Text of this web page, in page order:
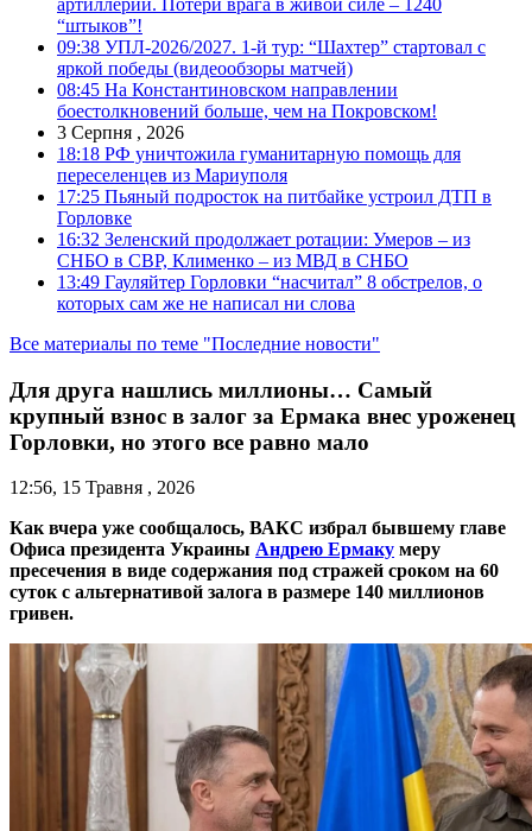
“штыков”!
09:38 УПЛ-2026/2027. 1-й тур: “Шахтер” стартовал с
яркой победы (видеообзоры матчей)
08:45 На Константиновском направлении
боестолкновений больше, чем на Покровском!
3 Серпня , 2026
18:18 РФ уничтожила гуманитарную помощь для
переселенцев из Мариуполя
17:25 Пьяный подросток на питбайке устроил ДТП в
Горловке
16:32 Зеленский продолжает ротации: Умеров – из
СНБО в СВР, Клименко – из МВД в СНБО
13:49 Гауляйтер Горловки “насчитал” 8 обстрелов, о
которых сам же не написал ни слова
Все материалы по теме "Последние новости"
Для друга нашлись миллионы… Самый
крупный взнос в залог за Ермака внес уроженец
Горловки, но этого все равно мало
12:56, 15 Травня , 2026
Как вчера уже сообщалось, ВАКС избрал бывшему главе
Офиса президента Украины Андрею Ермаку меру
пресечения в виде содержания под стражей сроком на 60
суток с альтернативой залога в размере 140 миллионов
гривен.